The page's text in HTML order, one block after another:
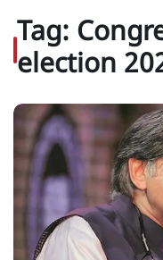
Tag:
election